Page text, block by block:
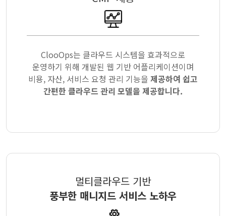
ClooOps는 클라우드 시스템을 효과적으로
운영하기 위해 개발된 웹 기반 어플리케이션이며
비용, 자산, 서비스 요청 관리 기능을 제공하여 쉽고
간편한 클라우드 관리 모델을 제공합니다.
멀티클라우드 기반
풍부한 매니지드 서비스 노하우